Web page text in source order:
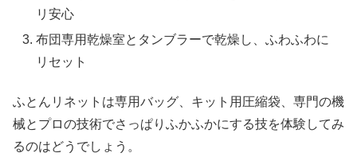
リ安心
布団専用乾燥室とタンブラーで乾燥し、ふわふわに
リセット
ふとんリネットは専用バッグ、キット用圧縮袋、専門の機
械とプロの技術でさっぱりふかふかにする技を体験してみ
るのはどうでしょう。